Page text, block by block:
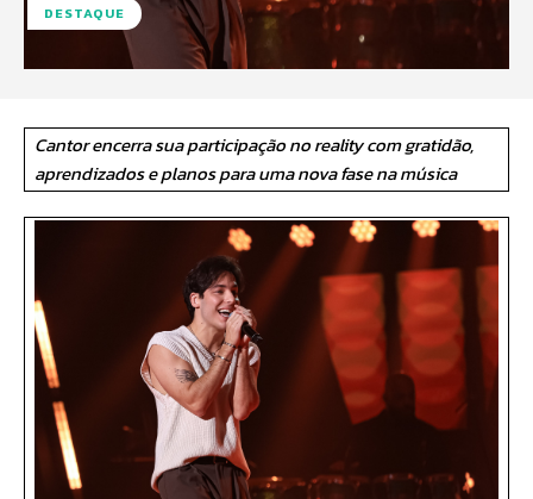
DESTAQUE
Cantor encerra sua participação no reality com gratidão,
aprendizados e planos para uma nova fase na música